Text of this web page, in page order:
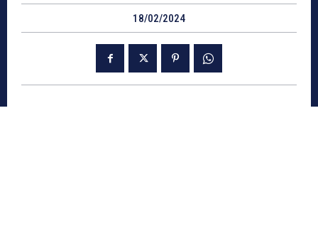
18/02/2024